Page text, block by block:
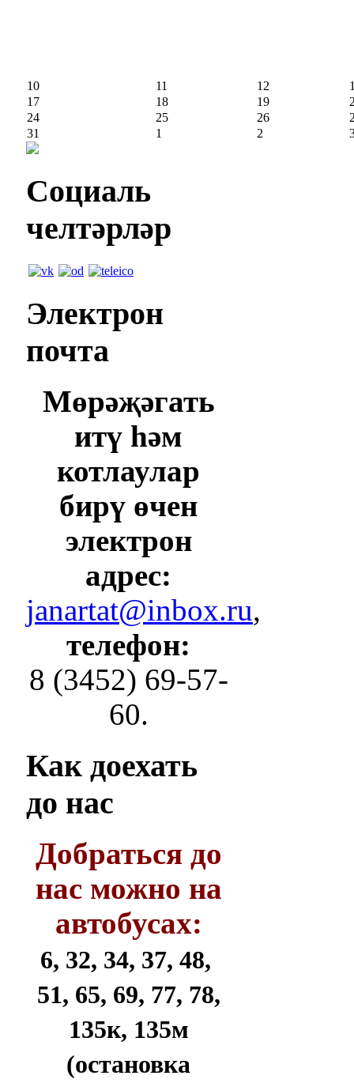
10 11 12
17
18 19
24
25 26
31
1 2
Социаль
челтәрләр
Электрон
почта
Мөрәҗәгать
итү һәм
котлаулар
бирү өчен
электрон
адрес:
janartat@inbox.ru,
телефон:
8 (3452) 69-57-
60.
Как доехать
до нас
Добраться до
нас можно на
автобусах:
6, 32, 34, 37, 48,
51, 65, 69, 77, 78,
135к, 135м
(остановка